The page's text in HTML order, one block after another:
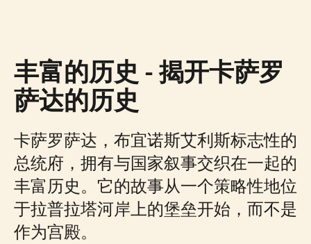
丰富的历史 - 揭开卡萨罗
萨达的历史
卡萨罗萨达，布宜诺斯艾利斯标志性的
总统府，拥有与国家叙事交织在一起的
丰富历史。它的故事从一个策略性地位
于拉普拉塔河岸上的堡垒开始，而不是
作为宫殿。